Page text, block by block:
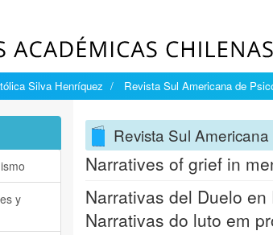
Silva Henríquez Revista Sul Americana de
Revista Sul
Narratives of grief in
Narrativas del Duelo
Narrativas do luto em
y